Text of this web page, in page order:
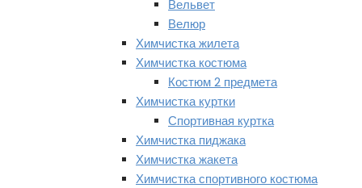
Вельвет
Велюр
Химчистка жилета
Химчистка костюма
Костюм 2 предмета
Химчистка куртки
Спортивная куртка
Химчистка пиджака
Химчистка жакета
Химчистка спортивного костюма